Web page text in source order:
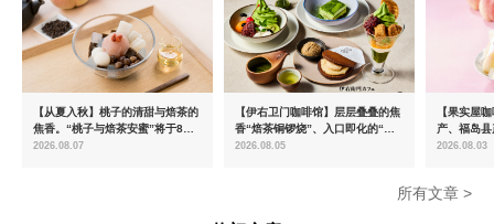
【从夏入秋】桃子的清甜与焙茶的
焦香。“桃子与焙茶安蜜”将于8月
中旬起限时发售
2026.08.07
【伊右卫门咖啡馆】层层叠叠的焦
香“焙茶铜锣烧”、入口即化的“宇
治抹茶提拉米苏”全新登场
2026.08.05
【果实屋
产、福岛
2026.08.03
所有文章 >